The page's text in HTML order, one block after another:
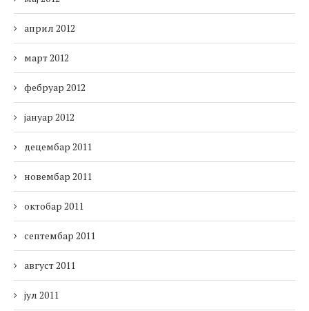
април 2012
март 2012
фебруар 2012
јануар 2012
децембар 2011
новембар 2011
октобар 2011
септембар 2011
август 2011
јул 2011